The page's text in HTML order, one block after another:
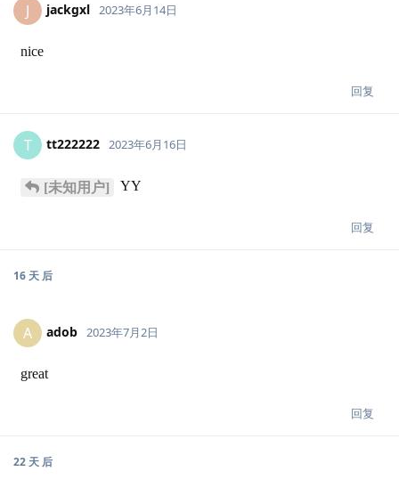
J jackgxl 2023年6月14日
nice
回复
T tt222222 2023年6月16日
[未知用户] YY
回复
16 天 后
A adob 2023年7月2日
great
回复
22 天 后